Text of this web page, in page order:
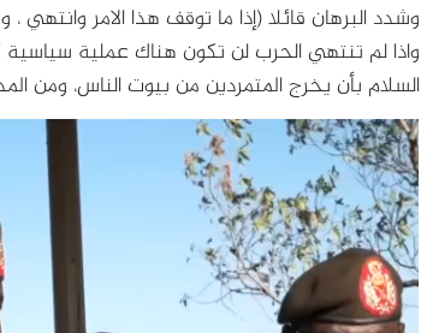
وشدد البرهان قائلا (إذا ما توقف هذا الامر
واذا لم تنتهي الحرب لن تكون هناك عملية
السلام بأن يخرج المتمردين من بيوت الناس، ومن